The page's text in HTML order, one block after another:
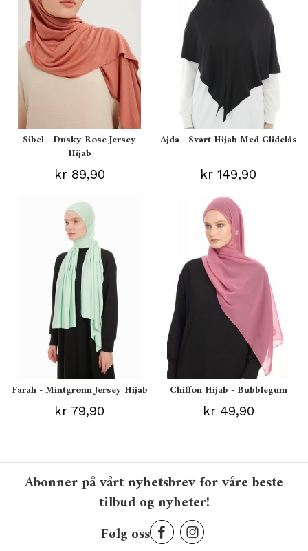
Sibel - Dusky Rose Jersey
Hijab
kr 89,90
Ajda - Svart Hijab Med Glidelås
kr 149,90
Farah - Mintgrønn Jersey Hijab
kr 79,90
Chiffon Hijab - Bubblegum
kr 49,90
Abonner på vårt nyhetsbrev for våre beste
tilbud og nyheter!
Følg oss